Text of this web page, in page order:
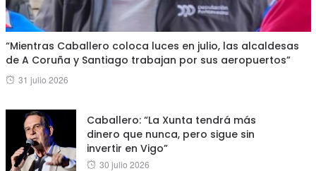
“Mientras Caballero coloca luces en julio, las alcaldesas
de A Coruña y Santiago trabajan por sus aeropuertos”
Posted
31 julio 2026
Caballero: “La Xunta tendrá más
dinero que nunca, pero sigue sin
invertir en Vigo”
Posted
30 julio 2026